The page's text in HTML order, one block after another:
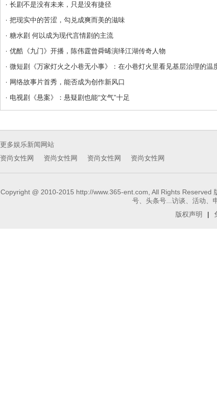
· 长剧不是没有未来，只是没有捷径
· 把现实中的苦涩，勾兑成爽而美的滋味
· 糖水剧 何以成为现代言情剧的主流
· 优酷《九门》开播，陈伟霆曾舜晞演绎江湖传奇人物
· 微短剧《万家灯火之小巷无小事》：在小巷灯火里看见基层治理的温
· 网络故事片首秀，能否成为创作新风口
· 电视剧《悬案》：悬疑剧也能“文气”十足
更多娱乐新闻网站
资尚女性网
资尚女性网 资尚女性网 资尚女性网
Copyright @ 2010-2015 http://www.365-ent.com, All Rights
号、头条号...访谈、活动、
版权声明
|